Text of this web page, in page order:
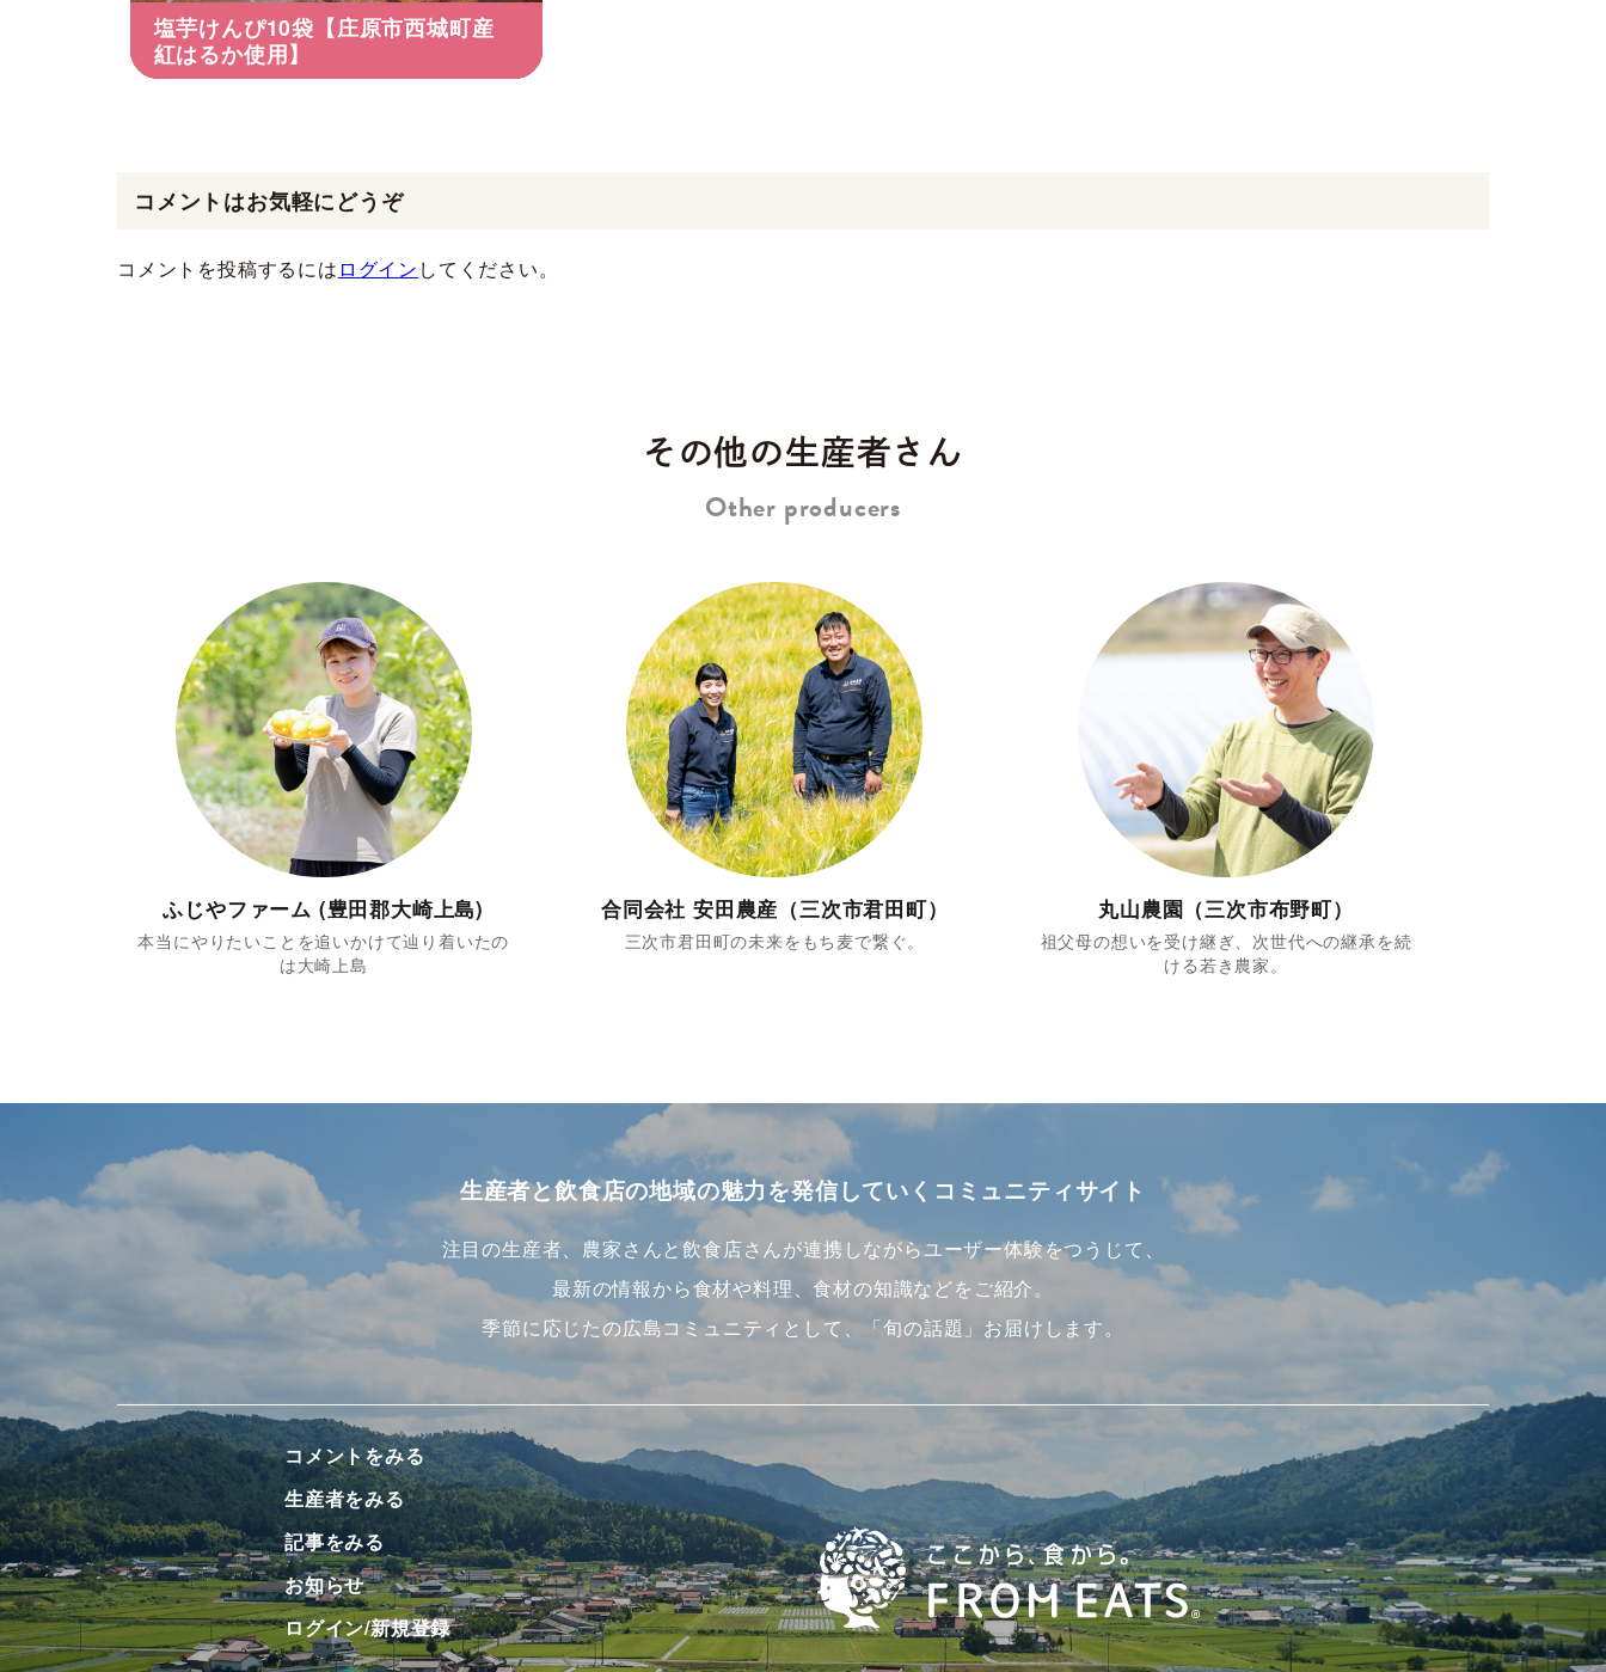
塩芋けんぴ10袋【庄原市西城町産
紅はるか使用】
コメントはお気軽にどうぞ
コメントを投稿するには ログイン してください。
その他の生産者さん
Other producers
ふじやファーム (豊田郡大崎上島)
本当にやりたいことを追いかけて辿り着いたの
は大崎上島
合同会社 安田農産（三次市君田町）
三次市君田町の未来をもち麦で繋ぐ。
丸山農園（三次市布野町）
祖父母の想いを受け継ぎ、次世代への継承を続
ける若き農家。
生産者と飲食店の地域の魅力を発信していくコミュニティサイト
注目の生産者、農家さんと飲食店さんが連携しながらユーザー体験をつうじて、
最新の情報から食材や料理、食材の知識などをご紹介。
季節に応じたの広島コミュニティとして、「旬の話題」お届けします。
コメントをみる
生産者をみる
記事をみる
お知らせ
ログイン/新規登録